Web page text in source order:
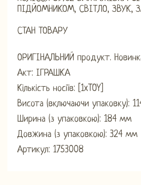
ПІДЙОМНИКОМ, СВІТЛО, ЗВУК,
СТАН ТОВАРУ
ОРИГІНАЛЬНИЙ продукт.
Акт: ІГРАШКА
Кількість носіїв: [1xTOY]
Висота (включаючи упаковку):
Ширина (з упаковкою): 184 мм
Довжина (з упаковкою): 324 мм
Артикул: 1753008